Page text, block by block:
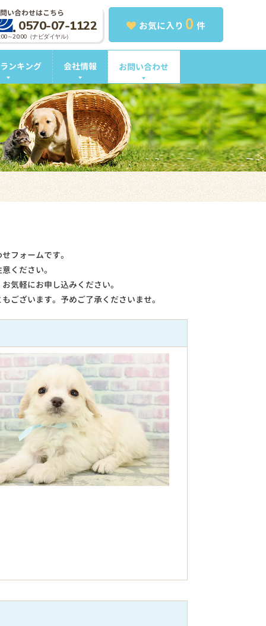
お気に入り 0 件
い合わせはこちら
0570-07-1122
～20:00（ナビダイヤル）
ンキング 会社情報 お問い合わせ
フォームです。
ください。
気軽にお申し込みください。
ございます。予めご了承くださいませ。